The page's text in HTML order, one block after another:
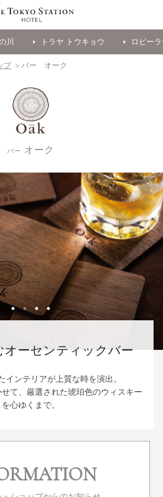
川 トラヤ トウキョウ ロビー
プ ＞バー オーク
バー オーク
オーセンティックバー
インテリアが上質な時を演出。
て、厳選された琥珀色のウィスキー
を心ゆくまで。